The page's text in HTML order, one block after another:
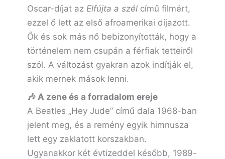
Oscar-díjat az Elfújta a szél című filmért,
ezzel ő lett az első afroamerikai díjazott.
Ők és sok más nő bebizonyították, hogy a
történelem nem csupán a férfiak tetteiről
szól. A változást gyakran azok indítják el,
akik mernek mások lenni.
🎶 A zene és a forradalom ereje
A Beatles „Hey Jude” című dala 1968-ban
jelent meg, és a remény egyik himnusza
lett egy zaklatott korszakban.
Ugyanakkor két évtizeddel később, 1989-